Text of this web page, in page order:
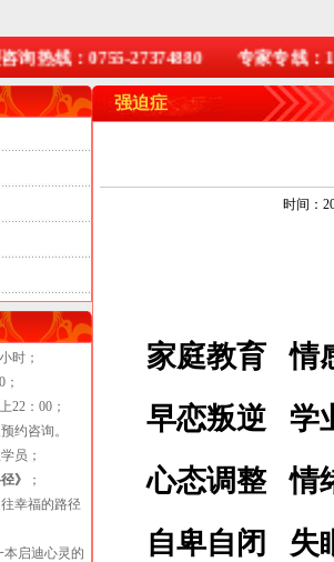
询热线：0755-27374880 专家专线：
时；
22：00；
约咨询。
员；
》
；
幸福的路径
本启迪心灵的
强迫症
时间：
家庭教育
情
早恋叛逆
学
心态调整
情
自卑自闭
失